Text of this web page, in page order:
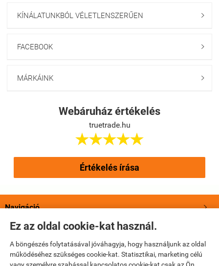
Ez az oldal cookie-kat használ.
A böngészés folytatásával jóváhagyja, hogy használjunk az oldal
működéséhez szükséges cookie-kat. Statisztikai, marketing célú
KÍNÁLATUNKBÓL VÉLETLENSZERŰEN 
FACEBOOK 
MÁRKÁINK 
Webáruház értékelés
truetrade.hu

Értékelés írása
Navigáció 
Saját fiók
Bemutatkozás